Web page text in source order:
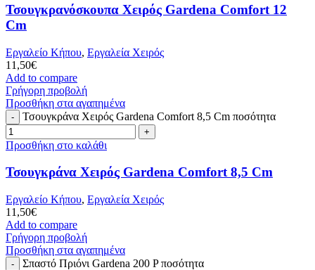
Τσουγκρανόσκουπα Χειρός Gardena Comfort 12
Cm
Εργαλείο Κήπου, Εργαλεία Χειρός
11,50€
Add to compare
Γρήγορη προβολή
Προσθήκη στα αγαπημένα
Τσουγκράνα Χειρός Gardena Comfort 8,5 Cm ποσότητα
Προσθήκη στο καλάθι
Τσουγκράνα Χειρός Gardena Comfort 8,5 Cm
Εργαλείο Κήπου, Εργαλεία Χειρός
11,50€
Add to compare
Γρήγορη προβολή
Προσθήκη στα αγαπημένα
Σπαστό Πριόνι Gardena 200 P ποσότητα